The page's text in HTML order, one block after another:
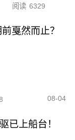
阅读 6329
戛然而止？
08-04
已上船台！